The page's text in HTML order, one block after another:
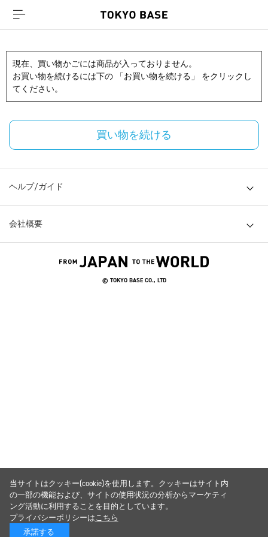
現在、買い物かごには商品が入っておりません。
お買い物を続けるには下の 「お買い物を続ける」 をクリックし
てください。
買い物を続ける
ヘルプ/ガイド
会社概要
© TOKYO BASE CO., LTD
当サイトはクッキー(cookie)を使用します。クッキーはサイト内
の一部の機能および、サイトの使用状況の分析からマーケティ
ング活動に利用することを目的としています。
プライバシーポリシーはこちら
承諾する